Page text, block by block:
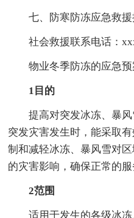
七、防寒防冻应急救
社会救援联系电话：
物业冬季防冻的应急预
1目的
提高对突发冰冻、暴
突发灾害发生时，能采取
制和减轻冰冻、暴风雪对
的灾害影响，确保正常的服
2范围
适用于发生的各级冰冻